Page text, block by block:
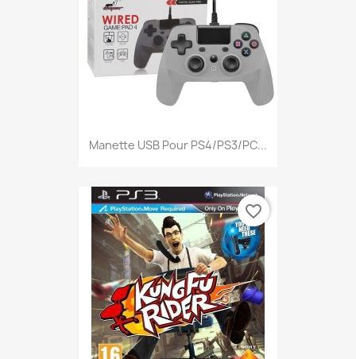
Manette USB Pour PS4/PS3/PC...
favorite_border